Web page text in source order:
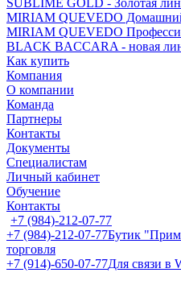
SUBLIME GOLD - Золотая
MIRIAM QUEVEDO
MIRIAM QUEVEDO
BLACK BACCARA - новая
Как купить
Компания
О компании
Команда
Партнеры
Контакты
Документы
Специалистам
Личный кабинет
Обучение
Контакты
+7 (984)-212-07-77
+7 (984)-212-07-77Бутик
торговля
+7 (914)-650-07-77Для связи в